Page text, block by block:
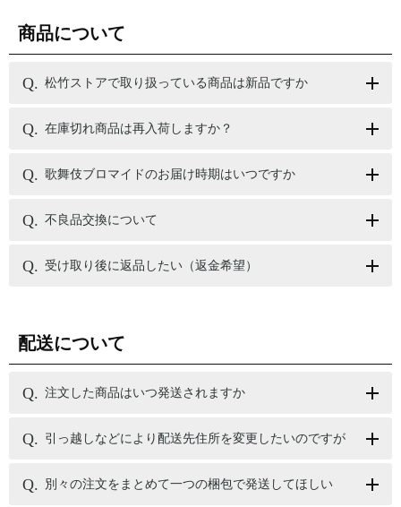
商品について
松竹ストアで取り扱っている商品は新品ですか
在庫切れ商品は再入荷しますか？
歌舞伎ブロマイドのお届け時期はいつですか
不良品交換について
受け取り後に返品したい（返金希望）
配送について
注文した商品はいつ発送されますか
引っ越しなどにより配送先住所を変更したいのですが
別々の注文をまとめて一つの梱包で発送してほしい